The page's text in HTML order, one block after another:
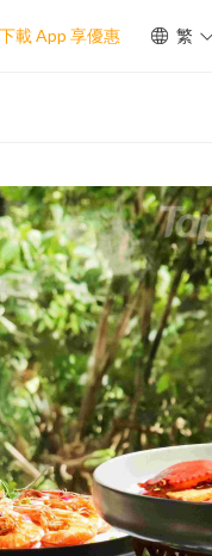
下載 App 享優惠 繁